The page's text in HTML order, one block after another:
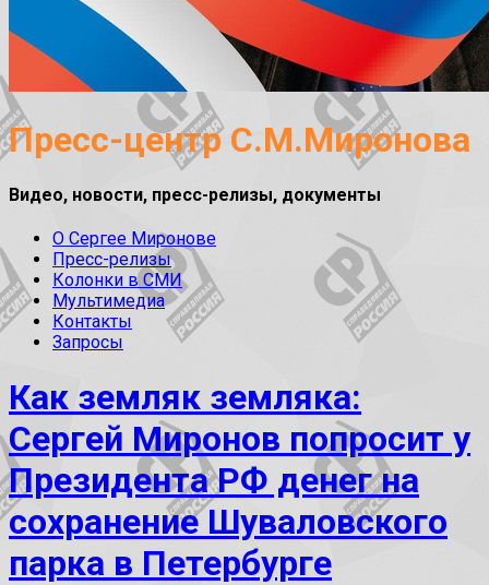
Пресс-центр С.М.Миронова
Видео, новости, пресс-релизы, документы
О Сергее Миронове
Пресс-релизы
Колонки в СМИ
Мультимедиа
Контакты
Запросы
Как земляк земляка:
Сергей Миронов попросит у
Президента РФ денег на
сохранение Шуваловского
парка в Петербурге